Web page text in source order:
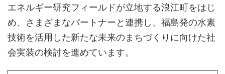
エネルギー研究フィールドが立地する浪江町をはじ
め、さまざまなパートナーと連携し、福島発の水素
技術を活用した新たな未来のまちづくりに向けた社
会実装の検討を進めています。